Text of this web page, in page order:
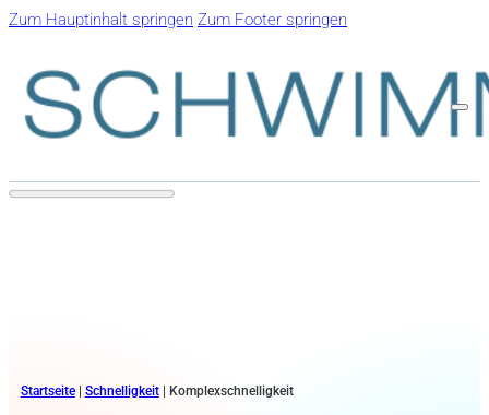
Zum Hauptinhalt springen Zum Footer springen
Startseite| Schnelligkeit| Komplexschnelligkeit